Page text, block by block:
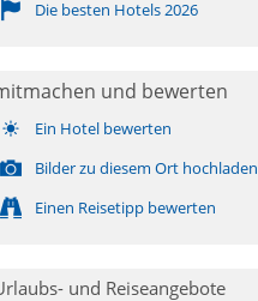
Die besten Hotels 2026
und bewerten
Ein Hotel bewerten
Bilder zu diesem Ort hochladen
Einen Reisetipp bewerten
und Reiseangebote